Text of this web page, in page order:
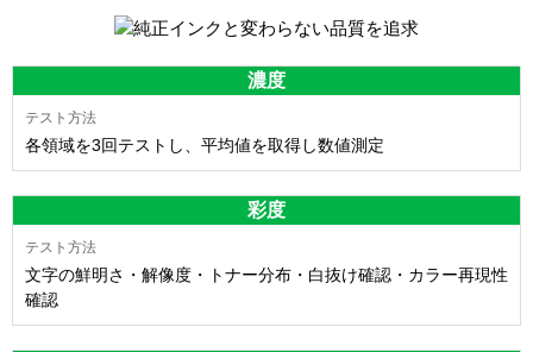
濃度
各領域を3回テストし、平均値を取得し数値測定
彩度
文字の鮮明さ・解像度・トナー分布・白抜け確認・カラー再現性
確認